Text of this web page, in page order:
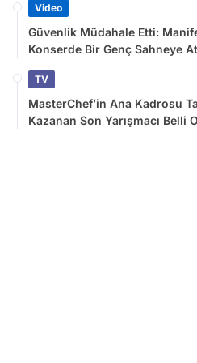
Video
Güvenlik Müdahale Etti:
Konserde Bir Genç Sahneye
TV
MasterChef’in Ana Kadrosu
Kazanan Son Yarışmacı Belli